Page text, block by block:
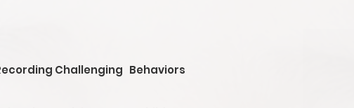
Challenging Behaviors